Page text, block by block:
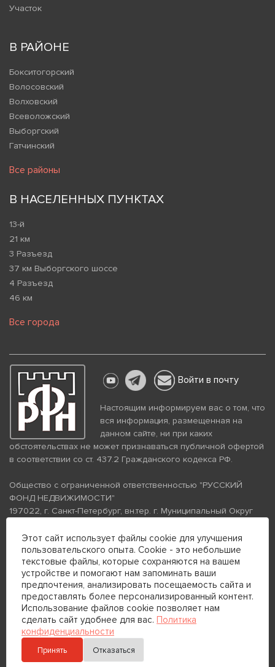
Участок
В РАЙОНЕ
Бокситогорский
Волосовский
Волховский
Всеволожский
Выборгский
Гатчинский
Все районы
В НАСЕЛЕННЫХ ПУНКТАХ
13-й
21 км
3 Разъезд
37 км Выборгского шоссе
4 Разъезд
46 км
Все города
Войти в почту
Настоящим информируем вас о том, что
вся информация, размещенная на
данном сайте, ни при каких
обстоятельствах не может признаваться публичной офертой
в соответствии со ст. 437.2 Гражданского кодекса РФ.
Общество с ограниченной ответственностью "РУССКИЙ
ФОНД НЕДВИЖИМОСТИ"
197022, г. Санкт-Петербург, вн.тер. г. Муниципальный Округ
помещение 26Н, комната 103
ИНН 7813672570 КПП 781301001 ОГРН 1237800058870
Политика конфиденциальности
Политика обработки
персональных данных
Телефон для связи:
+7 (812) 200-99-98
+7 (812) 200-88-89
Этот сайт использует файлы cookie для улучшения
пользовательского опыта. Cookie - это небольшие
текстовые файлы, которые сохраняются на вашем
устройстве и помогают нам запоминать ваши
предпочтения, анализировать посещаемость сайта и
предоставлять более персонализированный контент.
Использование файлов cookie позволяет нам
сделать сайт удобнее для вас. Политика
конфиденциальности
Принять Отказаться